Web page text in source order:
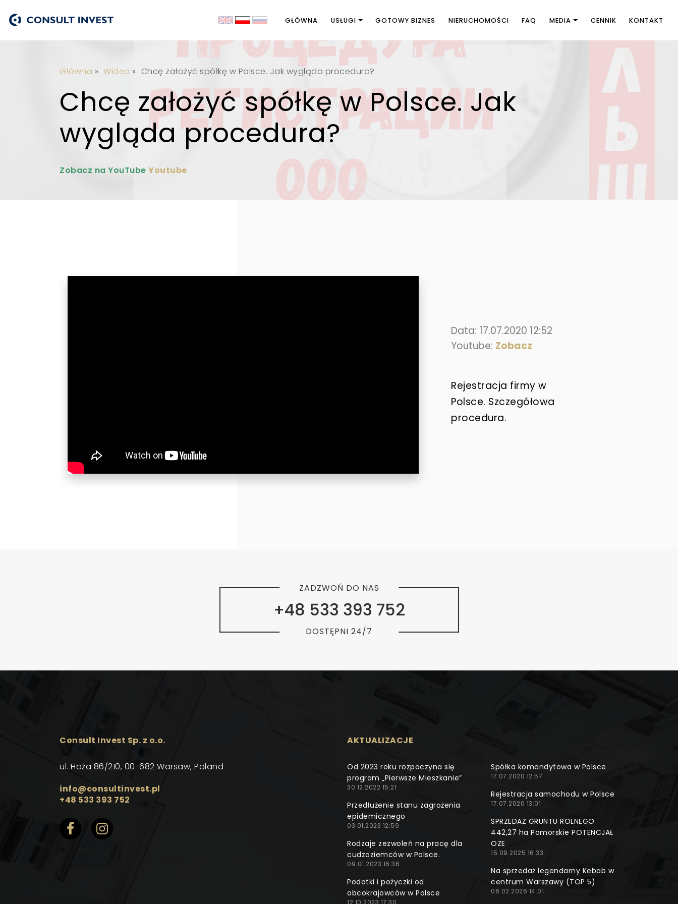
GŁÓWNA USŁUGI GOTOWY BIZNES NIERUCHOMOŚCI FAQ MEDIA CENNIK KONTAKT
Główna » Wideo » Chcę założyć spółkę w Polsce. Jak wygląda procedura?
Chcę założyć spółkę w Polsce. Jak
wygląda procedura?
Zobacz na YouTube Youtube
Data: 17.07.2020 12:52
Youtube: Zobacz
Rejestracja firmy w
Polsce. Szczegółowa
procedura.
+48 533 393 752
ZADZWOŃ DO NAS
DOSTĘPNI 24/7
Consult Invest Sp. z o.o.
ul. Hoża 86/210, 00-682 Warsaw, Poland
info@consultinvest.pl
+48 533 393 752
AKTUALIZACJE
Od 2023 roku rozpoczyna się
program „Pierwsze Mieszkanie”
30.12.2022 15:21
Przedłużenie stanu zagrożenia
epidemicznego
03.01.2023 12:59
Rodzaje zezwoleń na pracę dla
cudzoziemców w Polsce.
09.01.2023 16:36
Podatki i pożyczki od
obcokrajowców w Polsce
12.10.2023 17:30
Spółka komandytowa w Polsce
17.07.2020 12:57
Rejestracja samochodu w Polsce
17.07.2020 13:01
SPRZEDAŻ GRUNTU ROLNEGO
442,27 ha Pomorskie POTENCJAŁ
OZE
15.09.2025 16:33
Na sprzedaż legendarny Kebab w
centrum Warszawy (TOP 5)
06.02.2026 14:01